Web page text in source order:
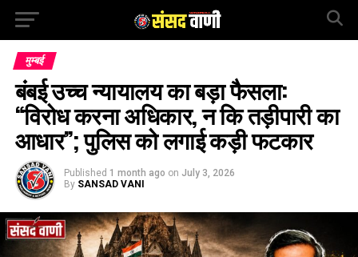
मुम्बई
बंबई उच्च न्यायालय का बड़ा फैसला:
“विरोध करना अधिकार, न कि तड़ीपारी का
आधार”; पुलिस को लगाई कड़ी फटकार
Published 1 month ago on July 3, 2026
By SANSAD VANI